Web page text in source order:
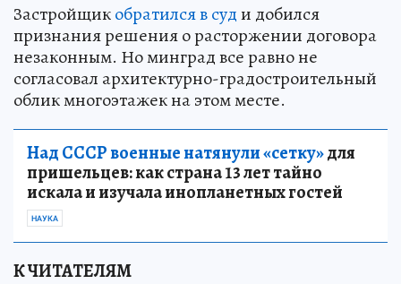
Застройщикобратился в суди добился
признания решения о расторжении договора
незаконным. Но минград все равно не
согласовал архитектурно-градостроительный
облик многоэтажек на этом месте.
Над СССР военные натянули «сетку»для
пришельцев: как страна 13 лет тайно
искала и изучала инопланетных гостей
НАУКА
К ЧИТАТЕЛЯМ